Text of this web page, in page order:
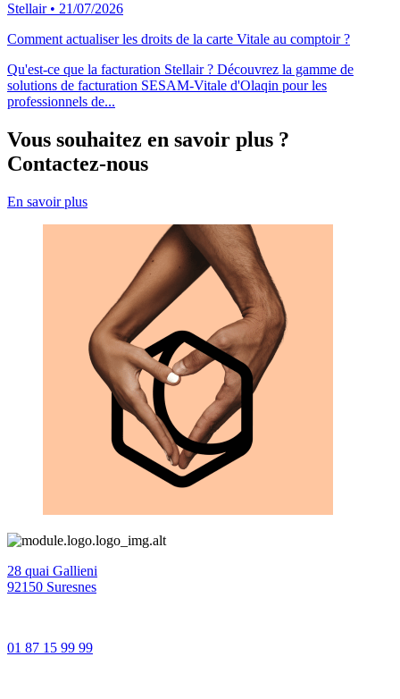
Stellair • 21/07/2026
Comment actualiser les droits de la carte Vitale au comptoir ?
Qu'est-ce que la facturation Stellair ? Découvrez la gamme de
solutions de facturation SESAM-Vitale d'Olaqin pour les
professionnels de...
Vous souhaitez en savoir plus ?
Contactez-nous
En savoir plus
28 quai Gallieni
92150 Suresnes
01 87 15 99 99